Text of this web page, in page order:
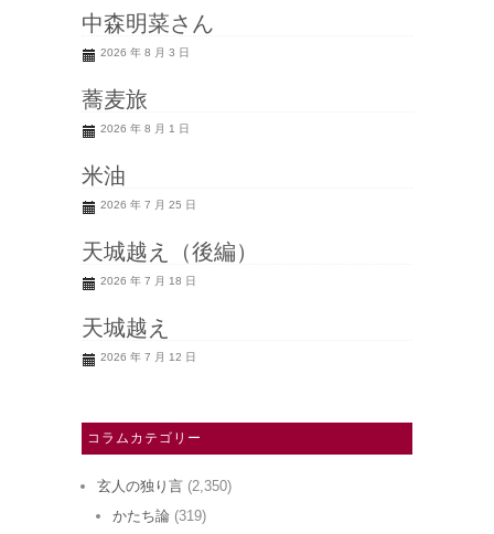
中森明菜さん
2026 年 8 月 3 日
蕎麦旅
2026 年 8 月 1 日
米油
2026 年 7 月 25 日
天城越え（後編）
2026 年 7 月 18 日
天城越え
2026 年 7 月 12 日
コラムカテゴリー
玄人の独り言 (2,350)
かたち論 (319)